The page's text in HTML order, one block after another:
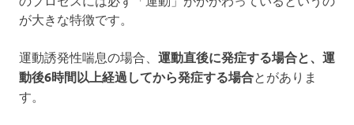
が大きな特徴です。
運動誘発性喘息の場合、 運動直後に発症する場合と、運
動後6時間以上経過してから発症する場合とがありま
す。